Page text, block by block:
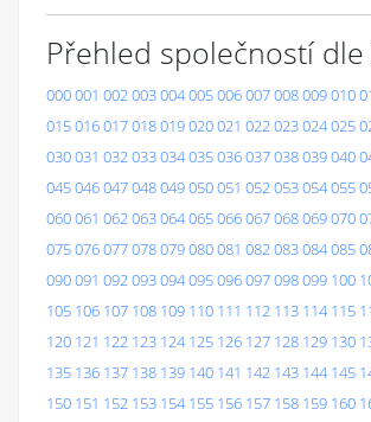
Přehled společností dle
000001 002003004005006007008009010
015016017018019020021 022023024025
030031 032033034035036037038039040
045046047048049050051 052053054055
060061 062063064065066067068069070
075076077078079080081 082083084085
090091 092093094095096097098099 100
105 106 107 108 109 110 111 112 113 114 115
120 121 122 123 124 125 126 127 128 129 130
135 136 137 138 139 140 141 142 143 144 145
150 151 152 153 154 155 156 157 158 159 160